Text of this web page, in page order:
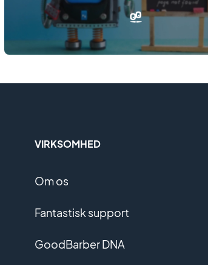
VIRKSOMHED
Om os
Fantastisk support
GoodBarber DNA